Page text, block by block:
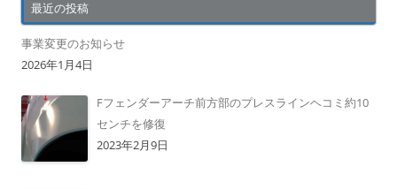
最近の投稿
事業変更のお知らせ
2026年1月4日
Fフェンダーアーチ前方部のプレスラインヘコミ約10
センチを修復
2023年2月9日